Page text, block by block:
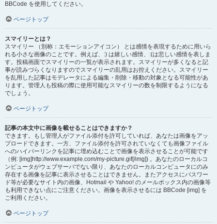
BBCode を使用してください。
ページトップ
スマイリーとは？
スマイリー （別称：エモーションアイコン） とは感情を表現するために用いら
れる小さな画像のことです。例えば、:) は嬉しい感情、:(は悲しい感情を表しま
す。投稿画面でスマイリーの一覧が表示されます。スマイリーが多くなると記
事が読みづらくなりますのでスマイリーの乱用はお控えください。スマイリー
を乱用した記事はモデレータによる編集・削除・移動の対象となる可能性があ
ります。管理人も投稿の際に使用可能なスマイリーの数を制限するようになる
でしょう。
ページトップ
記事の本文中に画像を載せることはできますか？
できます。もし管理人がファイル添付を許可していれば、あなたは画像をアッ
プロードできます。一方、ファイル添付を許可されていなくても画像ファイル
へのハイパーリンクを記事に埋め込むことで画像を表示させることが可能です
（例: [img]http://www.example.com/my-picture.gif[/img]) 。あなたのローカルコ
ンピュータがウェブサーバでない限り、あなたのローカルコンピュータにのみ
存在する画像を記事に表示させることはできません。またアクセスにパスワー
ド等が必要なサイト内の画像、Hotmail や Yahoo! のメールボックス内の画像等
も利用できない点にご注意ください。画像を表示させるには BBCode [img] を
ご利用ください。
ページトップ